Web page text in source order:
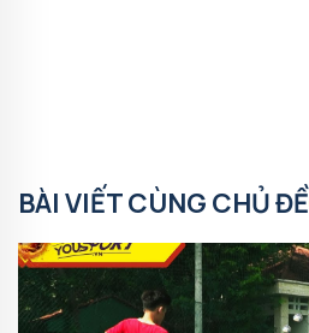
BÀI VIẾT CÙNG CHỦ ĐỀ